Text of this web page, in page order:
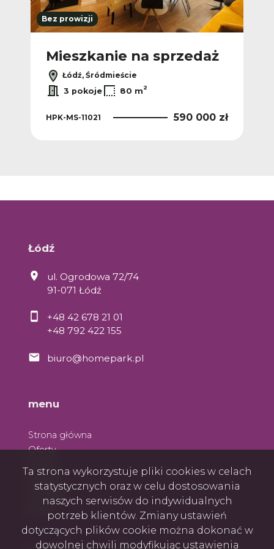
Bez prowizji
Mieszkanie na sprzedaż
Łódź, Śródmieście
3 pokoje
80 m2
HPK-MS-11021 590 000 zł
Łódź
ul. Ogrodowa 72/74
91-071 Łódź
+48 42 678 21 01
+48 792 422 155
biuro@homepark.pl
menu
Strona główna
Oferty
Kontakt
Ta strona wykorzystuje pliki cookies w celach
statystycznych oraz w celu dostosowania
naszych serwisów do indywidualnych
potrzeb klientów. Zmiany ustawień
dotyczących plików cookie można dokonać w
dowolnej chwili modyfikując ustawienia